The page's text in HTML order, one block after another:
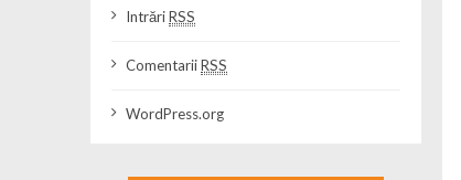
IntrăriRSS
ComentariiRSS
WordPress.org